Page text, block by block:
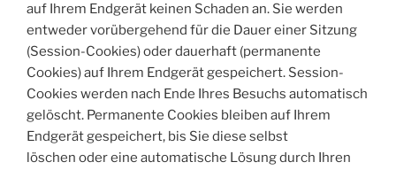
auf Ihrem Endgerät keinen Schaden an. Sie werden
entweder vorübergehend für die Dauer einer Sitzung
(Session-Cookies) oder dauerhaft (permanente
Cookies) auf Ihrem Endgerät gespeichert. Session-
Cookies werden nach Ende Ihres Besuchs automatisch
gelöscht. Permanente Cookies bleiben auf Ihrem
Endgerät gespeichert, bis Sie diese selbst
löschen oder eine automatische Lösung durch Ihren